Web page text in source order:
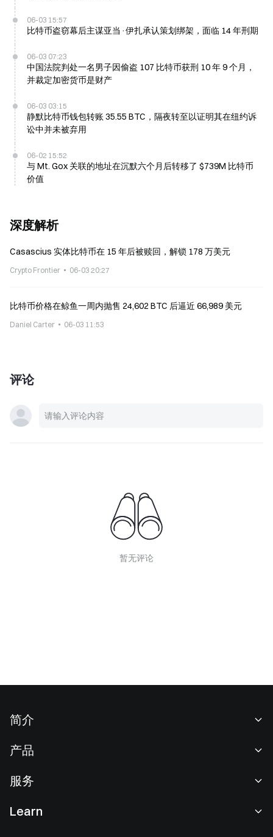
06-03 15:57
比特币盗窃幕后主谋亚当·伊扎承认策划绑架，面临 14 年刑期
06-03 07:23
中国法院判处一名男子因偷盗 107 比特币获刑 10 年 9 个月，
并裁定加密货币是财产
06-03 03:15
静默比特币钱包转账 35.55 BTC，隔夜转至以证明其在纽约诉
讼中并未被弃用
06-02 15:52
与 Mt. Gox 关联的地址在沉默六个月后转移了 $739M 比特币
价值
深度解析
Casascius 实体比特币在 15 年后被赎回，解锁 178 万美元
Crypto Frontier 06-03 20:27
比特币价格在鲸鱼一周内抛售 24,602 BTC 后逼近 66,989 美元
Daniel Carter 06-03 11:53
评论
暂无评论
简介
新闻中心
产品
现货交易
服务
Learn